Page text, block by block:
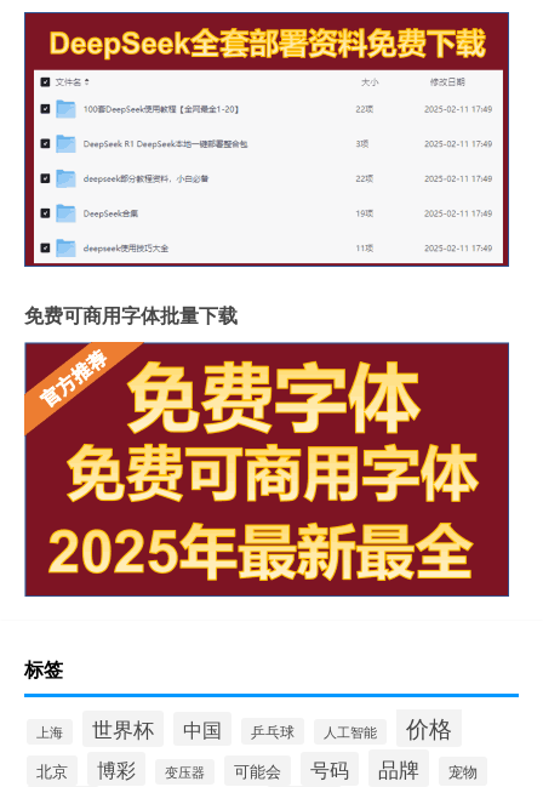
免费可商用字体批量下载
标签
上海 世界杯 中国 乒乓球 人工智能 价格
北京 博彩 变压器 可能会 号码 品牌 宠物